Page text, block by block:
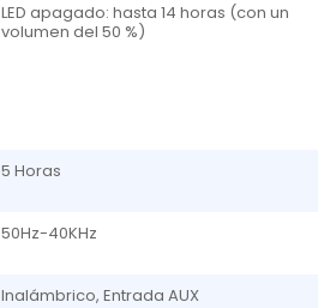
LED apagado: hasta 14 horas (con un
volumen del 50 %)
5 Horas
50Hz-40KHz
Inalámbrico, Entrada AUX